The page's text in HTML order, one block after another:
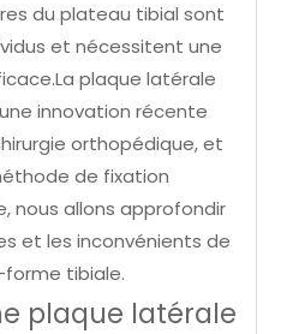
du plateau tibial sont
et nécessitent une
plaque latérale
innovation récente
orthopédique, et
de fixation
nous allons approfondir
et les inconvénients de
tibiale.
plaque latérale